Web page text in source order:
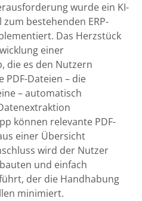
wurde ein KI-
bestehenden ERP-
Das Herzstück
einer
die es den Nutzern
Dateien – die
– automatisch
können relevante PDF-
einer Übersicht
wird der Nutzer
und einfach
der die Handhabung
minimiert.